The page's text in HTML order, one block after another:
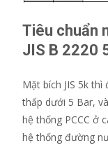
Tiêu chuẩn
JIS B 2220
Mặt bích JIS 5k
thấp dưới 5 Bar,
hệ thống PCCC ở
hệ thống đường